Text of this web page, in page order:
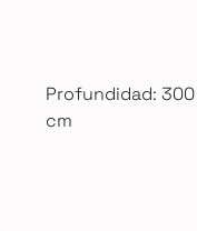
Profundidad: 300
cm